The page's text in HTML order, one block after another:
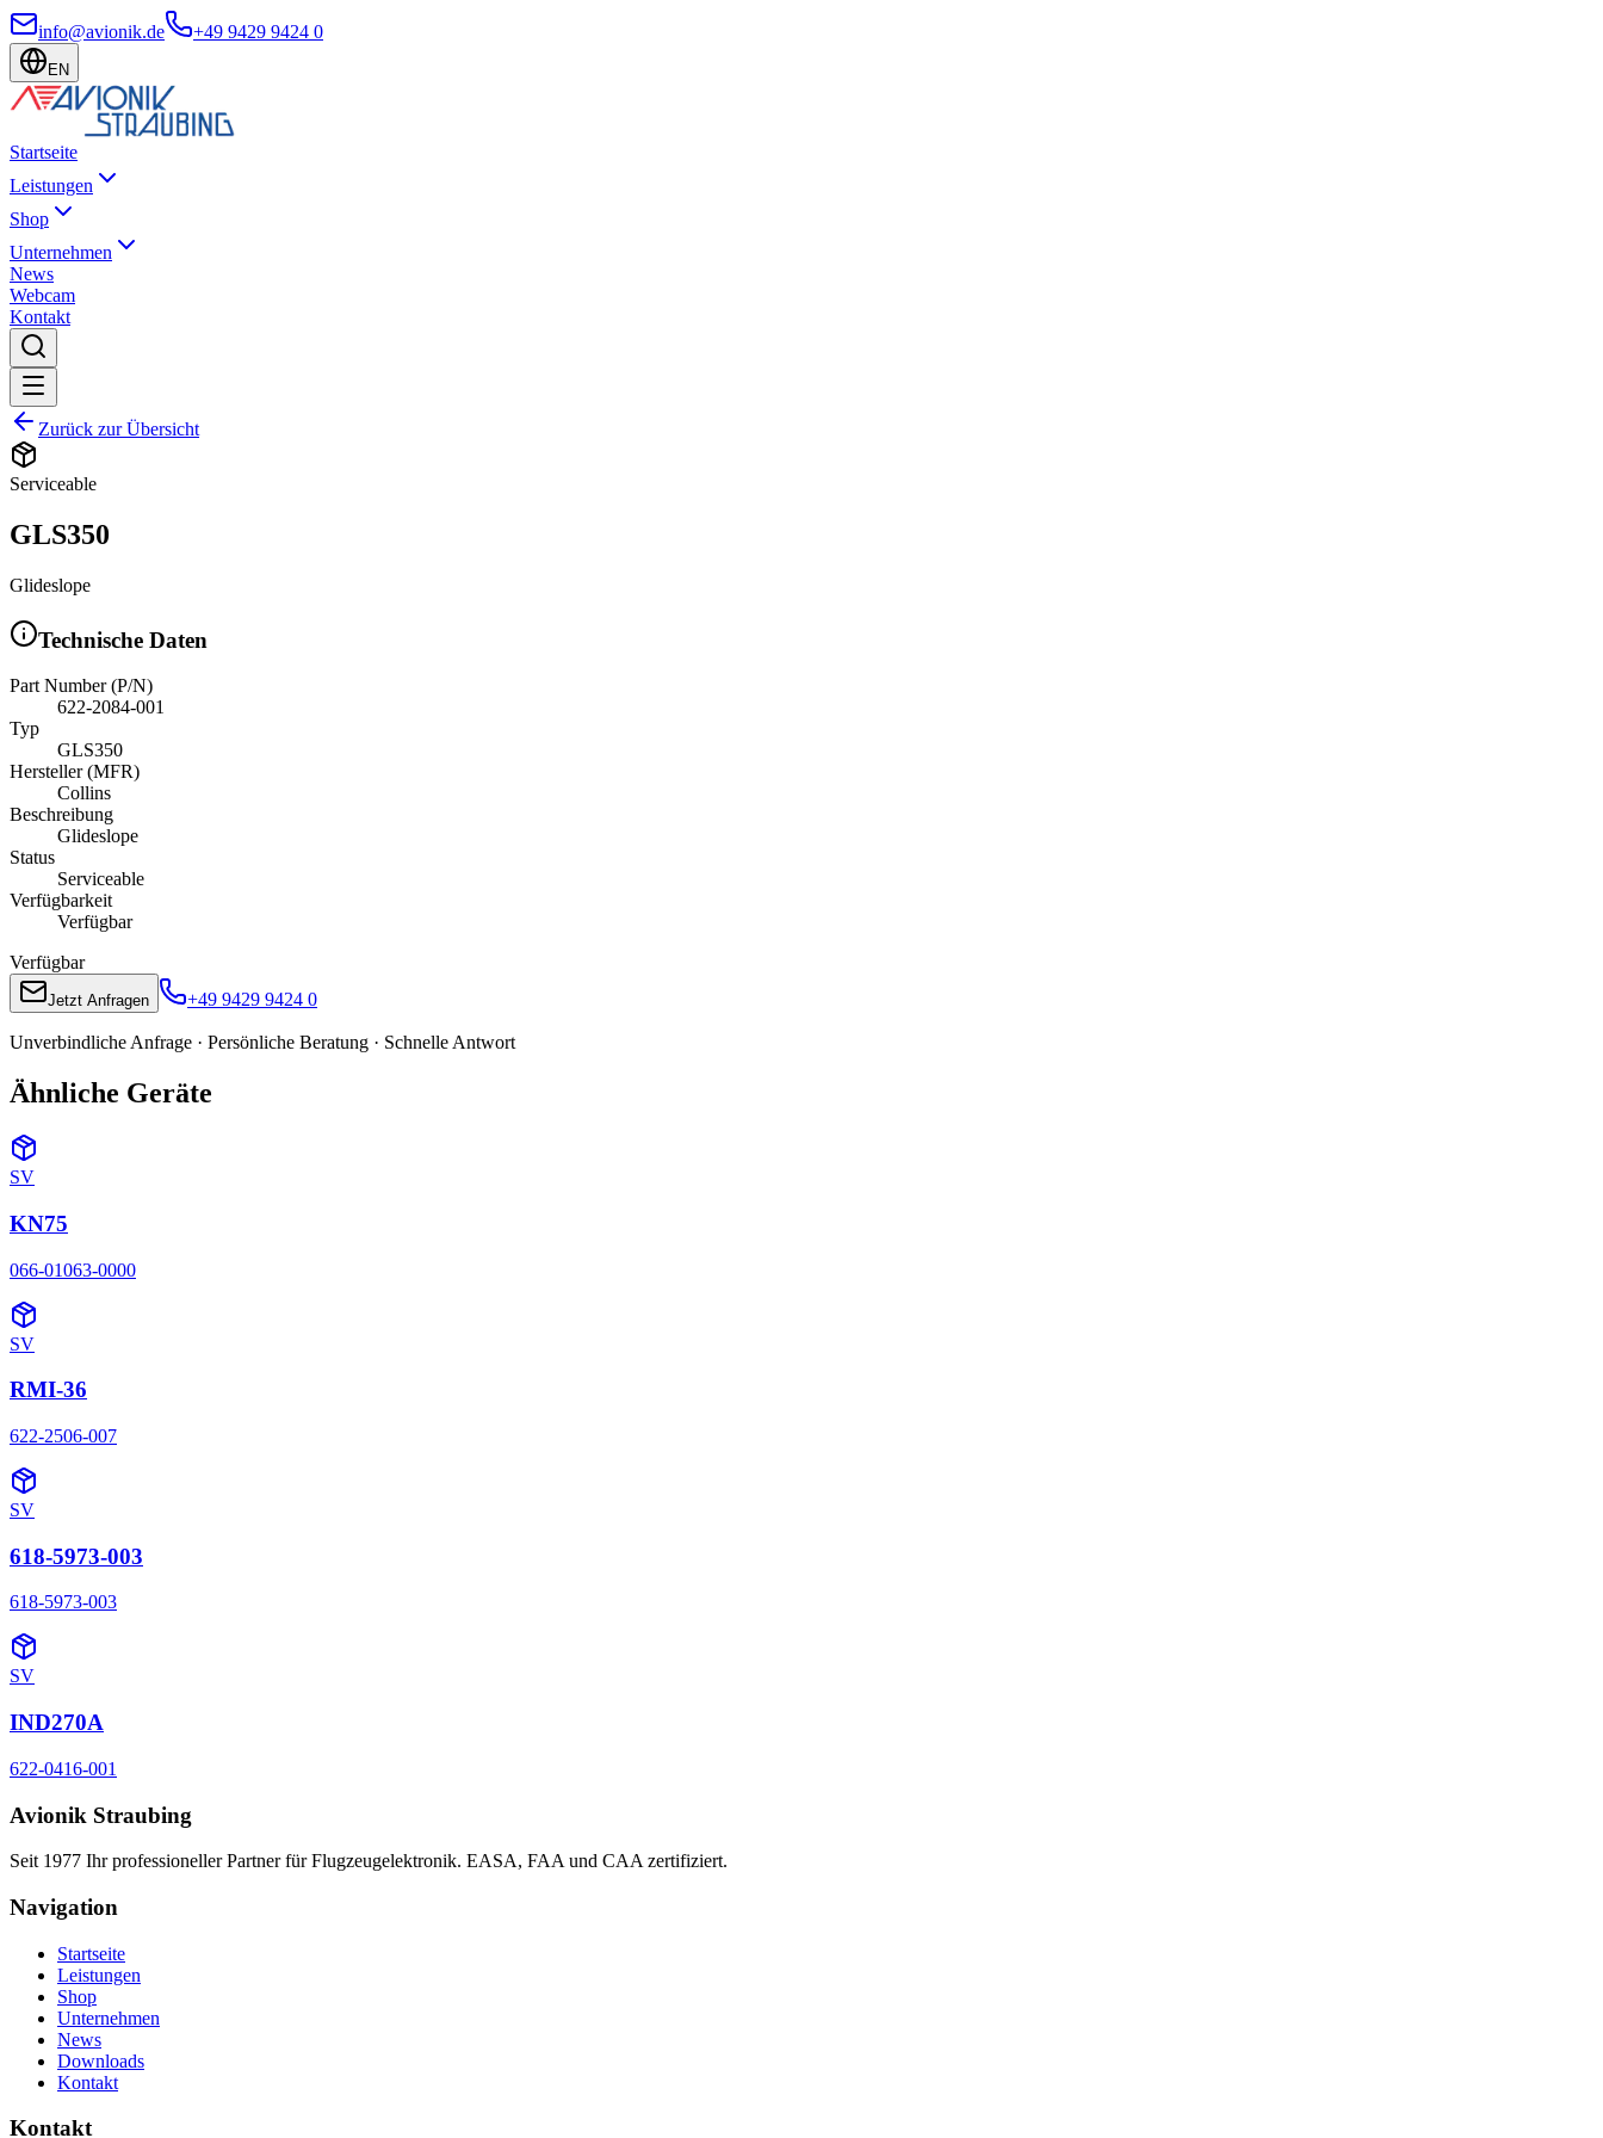
info@avionik.de +49 9429 9424 0
EN
Startseite
Leistungen
Shop
Unternehmen
News
Webcam
Kontakt
Zurück zur Übersicht
Serviceable
GLS350
Glideslope
Technische Daten
Part Number (P/N)
622-2084-001
Typ
GLS350
Hersteller (MFR)
Collins
Beschreibung
Glideslope
Status
Serviceable
Verfügbarkeit
Verfügbar
Verfügbar
Jetzt Anfragen +49 9429 9424 0
Unverbindliche Anfrage · Persönliche Beratung · Schnelle Antwort
Ähnliche Geräte
SV
KN75
066-01063-0000
SV
RMI-36
622-2506-007
SV
618-5973-003
618-5973-003
SV
IND270A
622-0416-001
Avionik Straubing
Seit 1977 Ihr professioneller Partner für Flugzeugelektronik. EASA, FAA und CAA zertifiziert.
Navigation
Startseite
Leistungen
Shop
Unternehmen
News
Downloads
Kontakt
Kontakt